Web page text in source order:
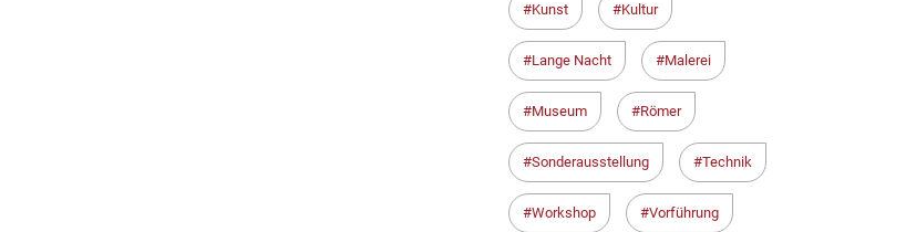
Kunst Kultur
Lange Nacht Malerei
Museum Römer
Sonderausstellung Technik
Workshop Vorführung